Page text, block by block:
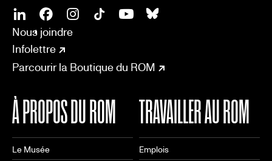
SOCIAL
LinkedinFacebookInstagram
CONNECT
Nous joindre
Infolettre
Parcourir la Boutique du ROM
À PROPOS DU ROM
Le Musée
TRAVAILLER AU ROM
Emplois